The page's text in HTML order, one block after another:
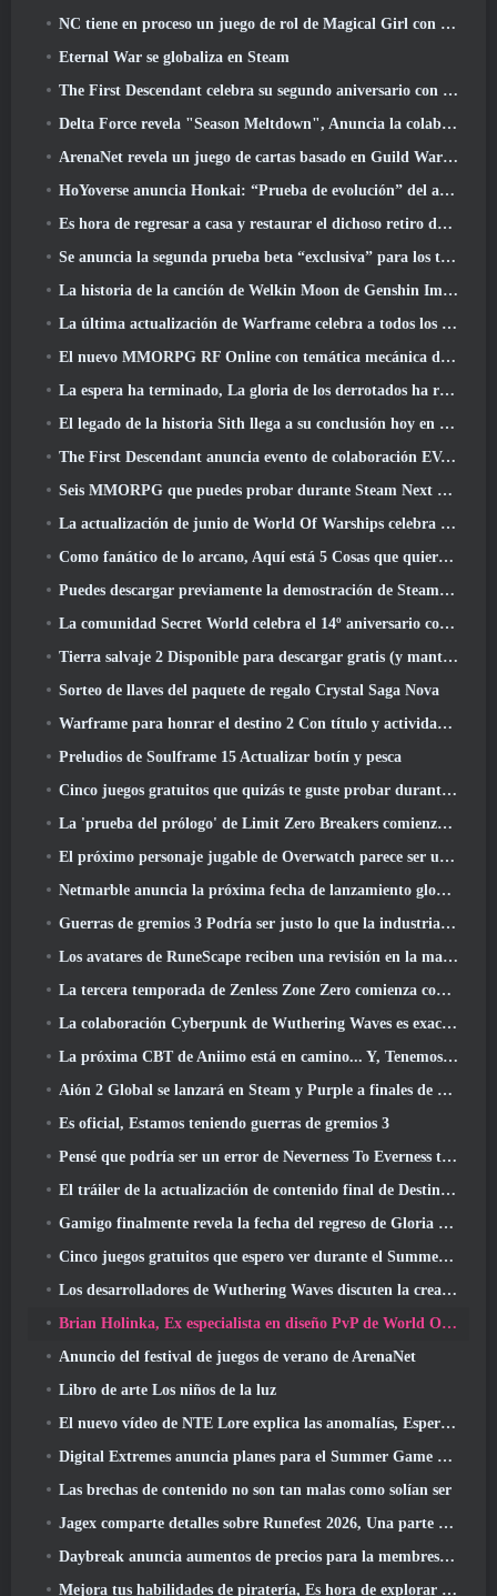
NC tiene en proceso un juego de rol de Magical Girl con un estilo artístico inspirado en el anime de los 90
Eternal War se globaliza en Steam
The First Descendant celebra su segundo aniversario con Descendant Fest 2026 Arroyo
Delta Force revela "Season Meltdown", Anuncia la colaboración de Rainbow Six Siege
ArenaNet revela un juego de cartas basado en Guild Wars, Atado a la niebla
HoYoverse anuncia Honkai: “Prueba de evolución” del anime Nexus
Es hora de regresar a casa y restaurar el dichoso retiro donde se encuentran los vientos
Se anuncia la segunda prueba beta “exclusiva” para los tomadores de tiempo del shooter de supervivencia en equipo
La historia de la canción de Welkin Moon de Genshin Impact llega y termina.. en la luna
La última actualización de Warframe celebra a todos los papás espaciales
El nuevo MMORPG RF Online con temática mecánica de Netmarble se lanza a nivel mundial
La espera ha terminado, La gloria de los derrotados ha regresado
El legado de la historia Sith llega a su conclusión hoy en la última actualización de SWTOR
The First Descendant anuncia evento de colaboración EVANGELION
Seis MMORPG que puedes probar durante Steam Next Fest
La actualización de junio de World Of Warships celebra el Día de la Independencia de EE. UU. con una nueva campaña narrativa
Como fanático de lo arcano, Aquí está 5 Cosas que quiero ver del MMO de Riot
Puedes descargar previamente la demostración de Steam Next Fest de Embers Of The Uncrowned Tomorrow
La comunidad Secret World celebra el 14º aniversario con un misterio que deberán resolver juntos
Tierra salvaje 2 Disponible para descargar gratis (y mantener) Por tiempo limitado
Sorteo de llaves del paquete de regalo Crystal Saga Nova
Warframe para honrar el destino 2 Con título y actividad especial en el juego
Preludios de Soulframe 15 Actualizar botín y pesca
Cinco juegos gratuitos que quizás te guste probar durante el Bullet Fest
La 'prueba del prólogo' de Limit Zero Breakers comienza hoy
El próximo personaje jugable de Overwatch parece ser un jefe criminal cyborg con exceso de trabajo
Netmarble anuncia la próxima fecha de lanzamiento global de RF Online
Guerras de gremios 3 Podría ser justo lo que la industria de los MMO necesita ahora mismo
Los avatares de RuneScape reciben una revisión en la mayor actualización visual del juego en los últimos diez años
La tercera temporada de Zenless Zone Zero comienza con un viaje a una isla Bangboo en el cielo, Y a la plataforma Steam
La colaboración Cyberpunk de Wuthering Waves es exactamente lo que quiero de mis eventos cruzados de videojuegos
La próxima CBT de Aniimo está en camino... Y, Tenemos una ventana de lanzamiento oficial
Aión 2 Global se lanzará en Steam y Purple a finales de este año
Es oficial, Estamos teniendo guerras de gremios 3
Pensé que podría ser un error de Neverness To Everness tener el evento Porsche Collab Gacha tan temprano, Pero me equivoqué
El tráiler de la actualización de contenido final de Destiny 2 es un grito de guerra
Gamigo finalmente revela la fecha del regreso de Gloria Victis, ¿Sobrevivirá la segunda vez??
Cinco juegos gratuitos que espero ver durante el Summer Game Fest
Los desarrolladores de Wuthering Waves discuten la creación de la secuencia de batalla Lahai-Roi Mech
Brian Holinka, Ex especialista en diseño PvP de World Of Warcraft, Se une al equipo MMO de League Of Legends
Anuncio del festival de juegos de verano de ArenaNet
Libro de arte Los niños de la luz
El nuevo vídeo de NTE Lore explica las anomalías, Esperar, Y cómo una organización "secreta" lo rastrea todo
Digital Extremes anuncia planes para el Summer Game Fest
Las brechas de contenido no son tan malas como solían ser
Jagex comparte detalles sobre Runefest 2026, Una parte de la celebración del 25 aniversario de RuneScape IP
Daybreak anuncia aumentos de precios para la membresía VIP de Lord Of The Rings Online
Mejora tus habilidades de piratería, Es hora de explorar Night City en Wuthering Waves